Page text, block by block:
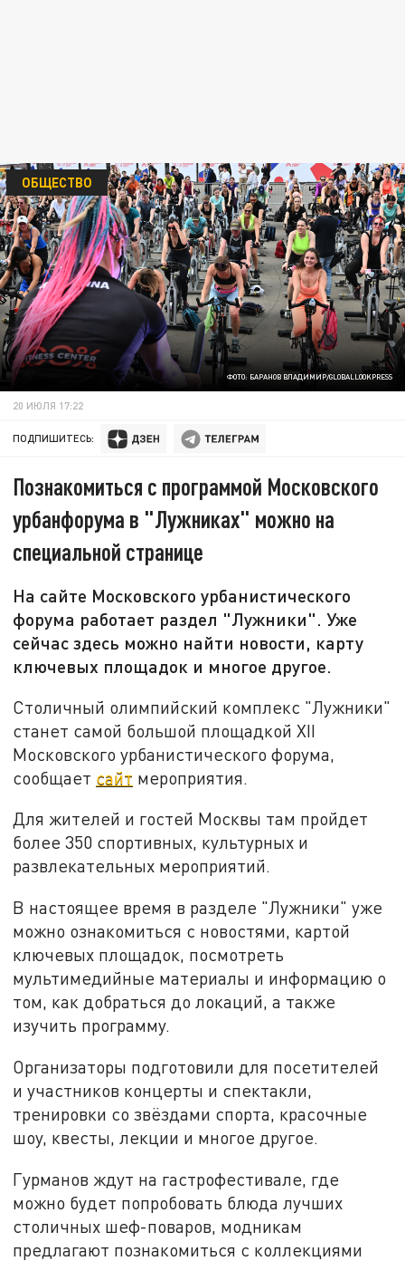
ФОТО: БАРАНОВ ВЛАДИМИР/GLOBALLOOKPRESS
ОБЩЕСТВО
20 ИЮЛЯ 17:22
ПОДПИШИТЕСЬ:
Познакомиться с программой Московского
урбанфорума в "Лужниках" можно на
специальной странице
На сайте Московского урбанистического
форума работает раздел "Лужники". Уже
сейчас здесь можно найти новости, карту
ключевых площадок и многое другое.
Столичный олимпийский комплекс "Лужники"
станет самой большой площадкой XII
Московского урбанистического форума,
сообщает сайт мероприятия.
Для жителей и гостей Москвы там пройдет
более 350 спортивных, культурных и
развлекательных мероприятий.
В настоящее время в разделе "Лужники" уже
можно ознакомиться с новостями, картой
ключевых площадок, посмотреть
мультимедийные материалы и информацию о
том, как добраться до локаций, а также
изучить программу.
Организаторы подготовили для посетителей
и участников концерты и спектакли,
тренировки со звёздами спорта, красочные
шоу, квесты, лекции и многое другое.
Гурманов ждут на гастрофестивале, где
можно будет попробовать блюда лучших
столичных шеф-поваров, модникам
предлагают познакомиться с коллекциями